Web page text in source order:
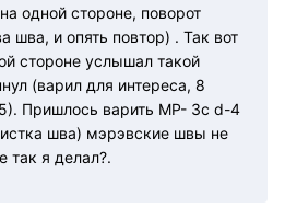
одной стороне, поворот
шва, и опять повтор) . Так вот
стороне услышал такой
(варил для интереса, 8
Пришлось варить МР- 3с d-4
шва) мэрэвские швы не
так я делал?.